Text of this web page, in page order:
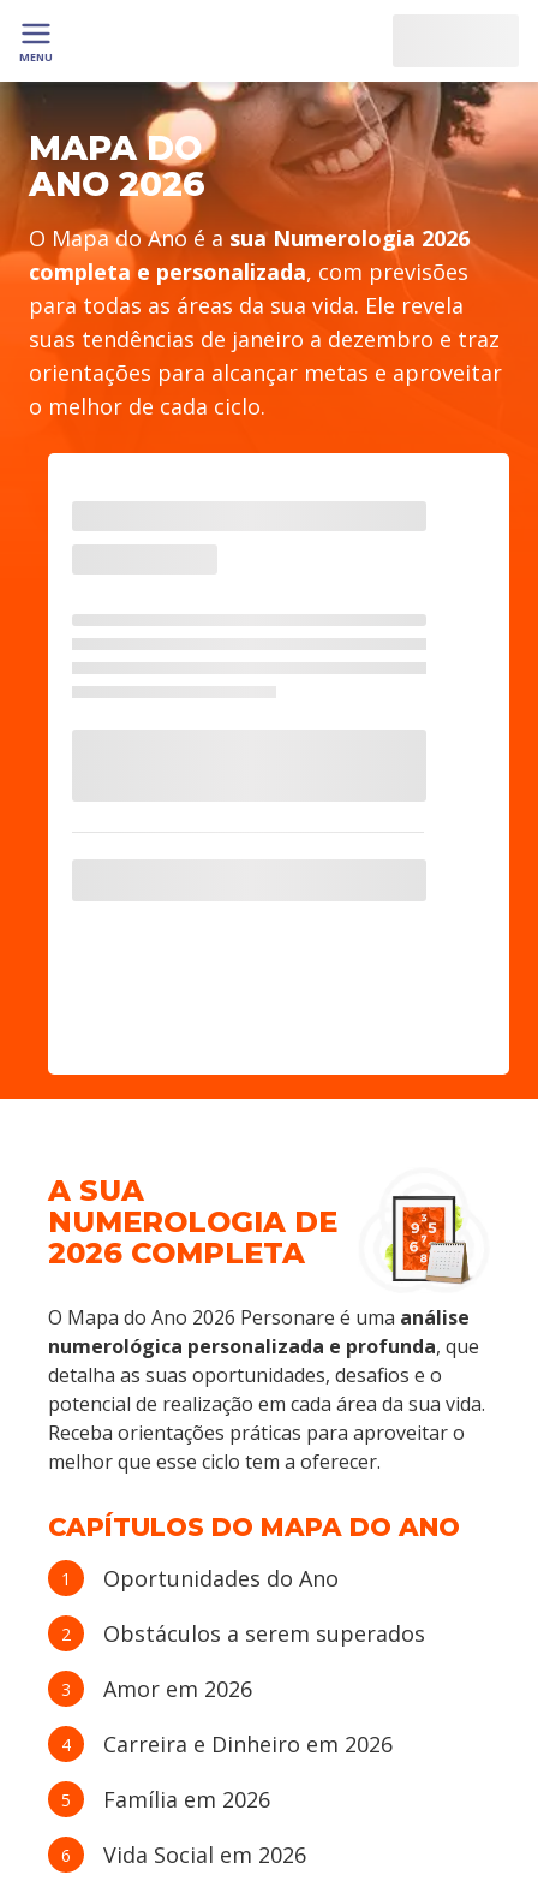
MENU
MAPA DO
ANO 2026
O Mapa do Ano é a sua Numerologia 2026
completa e personalizada, com previsões
para todas as áreas da sua vida. Ele revela
suas tendências de janeiro a dezembro e traz
orientações para alcançar metas e aproveitar
o melhor de cada ciclo.
A SUA
NUMEROLOGIA DE
2026 COMPLETA
O Mapa do Ano 2026 Personare é uma análise
numerológica personalizada e profunda, que
detalha as suas oportunidades, desafios e o
potencial de realização em cada área da sua vida.
Receba orientações práticas para aproveitar o
melhor que esse ciclo tem a oferecer.
CAPÍTULOS DO MAPA DO ANO
1 Oportunidades do Ano
2 Obstáculos a serem superados
3 Amor em 2026
4 Carreira e Dinheiro em 2026
5 Família em 2026
6 Vida Social em 2026